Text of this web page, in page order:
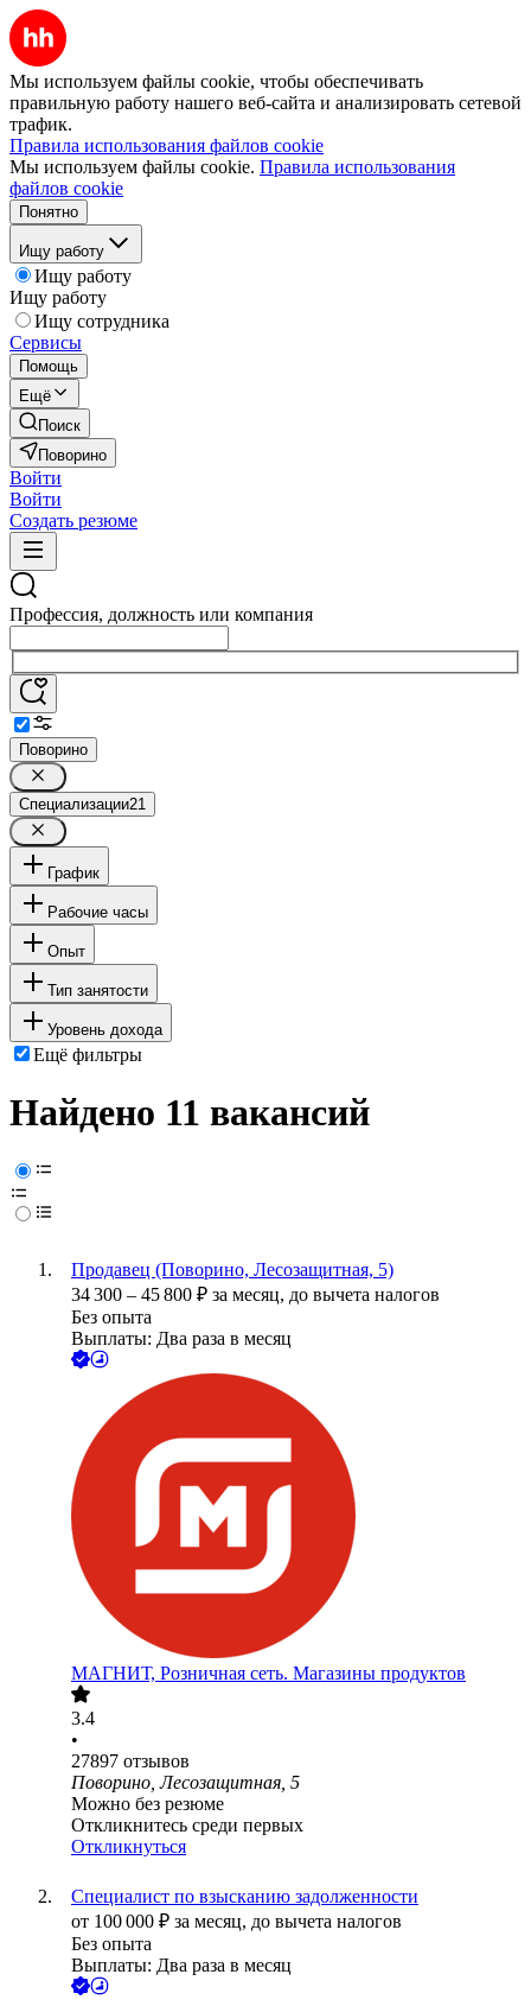
Мы используем файлы cookie, чтобы обеспечивать
правильную работу нашего веб-сайта и анализировать сетевой
трафик.
Правила использования файлов cookie
Мы используем файлы cookie. Правила использования
файлов cookie
Понятно
Ищу работу
Ищу работу
Ищу работу
Ищу сотрудника
Сервисы
Помощь
Ещё
Поиск
Поворино
Войти
Войти
Создать резюме
Профессия, должность или компания
Поворино
Специализации21
График
Рабочие часы
Опыт
Тип занятости
Уровень дохода
Ещё фильтры
Найдено 11 вакансий
Продавец (Поворино, Лесозащитная, 5)
34 300 – 45 800 ₽ за месяц, до вычета налогов
Без опыта
Выплаты: Два раза в месяц
МАГНИТ, Розничная сеть. Магазины продуктов
3.4
•
27897 отзывов
Поворино, Лесозащитная, 5
Можно без резюме
Откликнитесь среди первых
Откликнуться
Специалист по взысканию задолженности
от 100 000 ₽ за месяц, до вычета налогов
Без опыта
Выплаты: Два раза в месяц